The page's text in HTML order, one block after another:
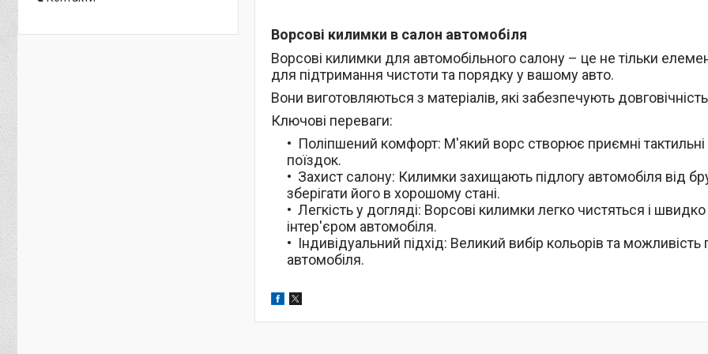
Ворсові килимки в салон автомобіля
Ворсові килимки для автомобільного салону – це не тільки
для підтримання чистоти та порядку у вашому авто.
Вони виготовляються з матеріалів, які забезпечують
Ключові переваги:
Поліпшений комфорт: М'який ворс створює приємні
поїздок.
Захист салону: Килимки захищають підлогу автомобіля від
зберігати його в хорошому стані.
Легкість у догляді: Ворсові килимки легко чистяться і
інтер'єром автомобіля.
Індивідуальний підхід: Великий вибір кольорів та
автомобіля.